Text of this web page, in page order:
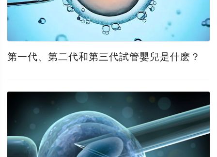
第一代、第二代和第三代試管嬰兒是什麽？